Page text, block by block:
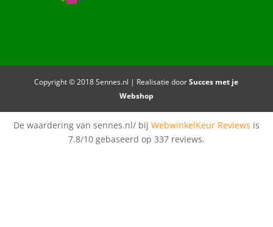
Copyright © 2018 Sennes.nl | Realisatie doorSucces met je
Webshop
De waardering van sennes.nl/ bij WebwinkelKeur Reviews is
7.8/10 gebaseerd op 337 reviews.